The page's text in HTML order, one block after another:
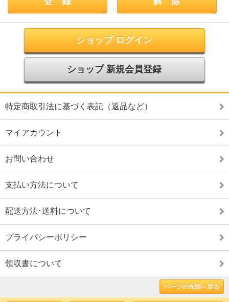
ショップ ログイン
ショップ 新規会員登録
特定商取引法に基づく表記（返品など）
マイアカウント
お問い合わせ
支払い方法について
配送方法･送料について
プライバシーポリシー
領収書について
ページの先頭へ戻る